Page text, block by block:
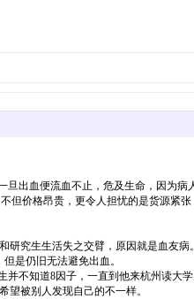
血便流血不止，危及生命，因为病
价格昂贵，更令人担忧的是货源紧
究生生活失之交臂，原因就是血友病。
是仍旧无法避免出血。
不知道8因子，一直到他来杭州读大学
被别人发现自己的不一样。